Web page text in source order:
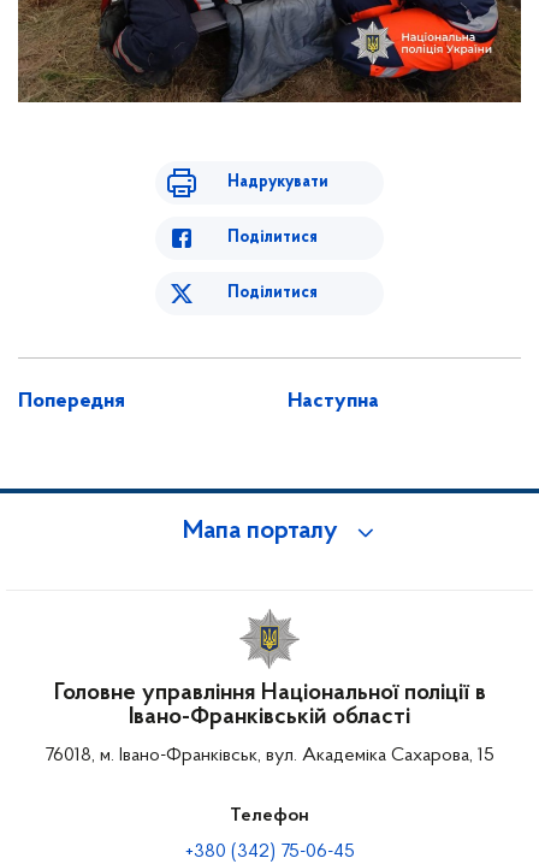
Надрукувати
Поділитися
Поділитися
Попередня Наступна
Мапа порталу
Головне управління Національної поліції в
Івано-Франківській області
76018, м. Івано-Франківськ, вул. Академіка Сахарова, 15
Телефон
+380 (342) 75-06-45